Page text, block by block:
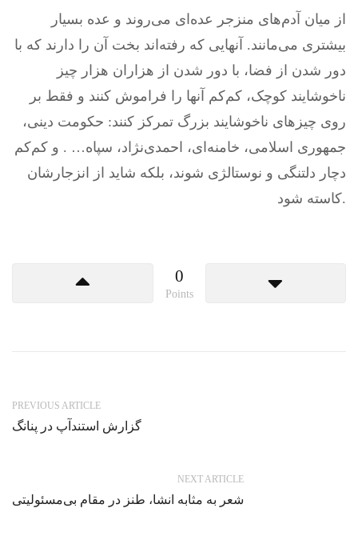
از میان آدم‌های منزجر عده‌ای می‌روند و عده بسیار
بیشتری می‌مانند. آنهایی که رفته‌اند بخت آن را دارند که با
دور شدن از فضا، با دور شدن از هزاران هزار چیز
ناخوشایند کوچک، کم‌کم آنها را فراموش کنند و فقط بر
روی چیزهای ناخوشایند بزرگ تمرکز کنند: حکومت دینی،
جمهوری اسلامی، خامنه‌ای، احمدی‌نژاد، سپاه… . و کم‌کم
دچار دلتنگی و نوستالژی شوند، بلکه شاید از انزجارشان
کاسته شود.
0
Points
PREVIOUS ARTICLE
گزارش استندآپ در پنانگ
NEXT ARTICLE
شعر به مثابه انشا، طنز در مقام بی‌مسئولیتی